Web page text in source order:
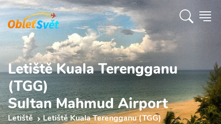
Letiště Kuala Terengganu
(TGG)
Sultan Mahmud Airport
Letiště Letiště Kuala Terengganu (TGG)